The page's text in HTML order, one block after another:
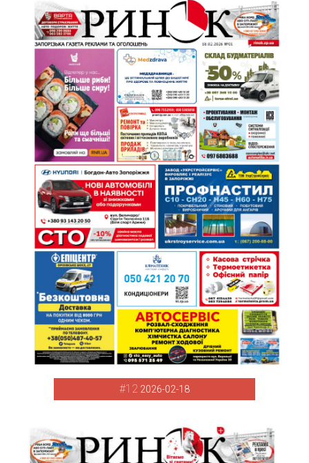
#12 2026-02-18